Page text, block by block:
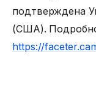
подтверждена
(США).
https://